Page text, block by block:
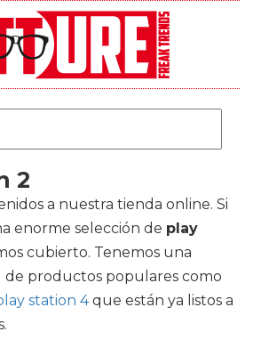
2
a nuestra tienda online. Si
enorme selección de play
cubierto. Tenemos una
productos populares como
station 4que están ya listos a